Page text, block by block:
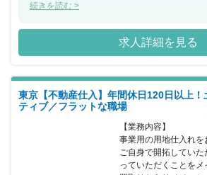
す。今回、 買取再販営業として新規開拓営業
のフォローなど幅広い業務をお任せできる方
ました。入社後は基礎的な研修を実施しや先
徐々に実践に移行していくため未経験でも安
など常に学び続けることのできることも特徴
ス、異業界の営業出身者など、個性あふれる
未経験者だけでなく宅建の資格をお持ちの方
れからの同社を一緒に盛り上げていただける
続きを読む >
求人詳細を見る
東京【不動産仕入】年間休日120日以上
ティブ／フラットな職場
【業務内容】
事業用の用地仕入れを
ご自身で開拓してい
っていただくことをメ